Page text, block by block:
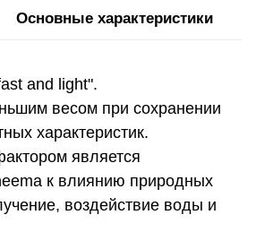
Основные характеристики
and light".
весом при сохранении
характеристик.
является
к влиянию природных
воздействие воды и